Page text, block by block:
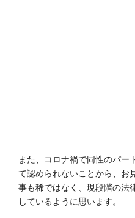
また、コロナ禍で同性のパー
て認められないことから、お
事も稀ではなく、現段階の法
しているように思います。